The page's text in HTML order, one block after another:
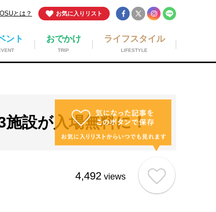
お気に入りリスト
とは？
ライフスタイル
LIFESTYLE
おでかけ
TRIP
ント
設が入場無料に！
4,492 views